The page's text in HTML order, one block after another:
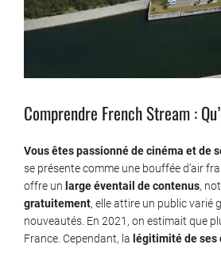
Comprendre French Stream :
Vous êtes passionné de cinéma et de
se présente comme une bouffée d’air
offre un large éventail de contenus,
gratuitement, elle attire un public varié
nouveautés. En 2021, on estimait que
France. Cependant, la légitimité de ses